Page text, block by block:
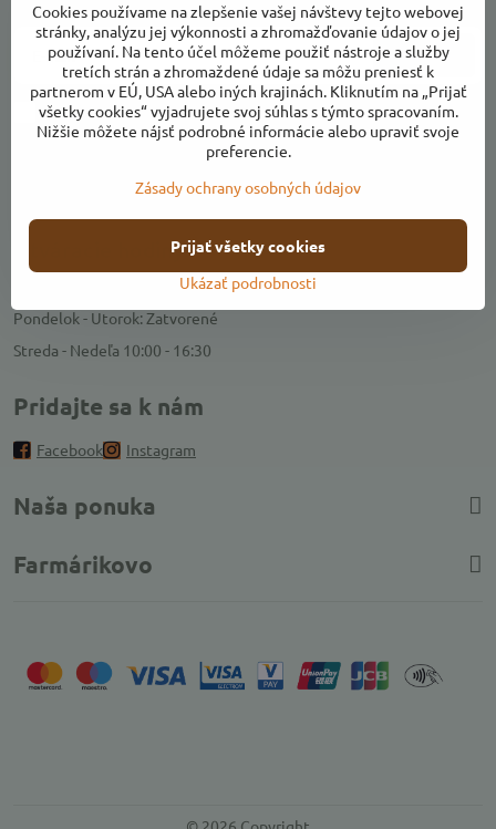
Odoberať
Chcem sa prihlásiť k odberu noviniek e-mailom
Otváracie hodiny
Pondelok - Utorok: Zatvorené
Streda - Nedeľa 10:00 - 16:30
Pridajte sa k nám
Facebook Instagram
Naša ponuka
Farmárikovo
Cookies používame na zlepšenie vašej návštevy tejto webovej
stránky, analýzu jej výkonnosti a zhromažďovanie údajov o jej
používaní. Na tento účel môžeme použiť nástroje a služby
tretích strán a zhromaždené údaje sa môžu preniesť k
partnerom v EÚ, USA alebo iných krajinách. Kliknutím na „Prijať
všetky cookies“ vyjadrujete svoj súhlas s týmto spracovaním.
Nižšie môžete nájsť podrobné informácie alebo upraviť svoje
preferencie.
Zásady ochrany osobných údajov
Ukázať podrobnosti
Prijať všetky cookies